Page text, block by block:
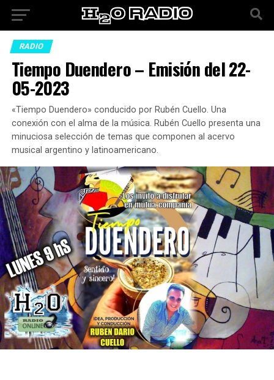
RADIO
Tiempo Duendero – Emisión del 22-
05-2023
«Tiempo Duendero» conducido por Rubén Cuello. Una
conexión con el alma de la música. Rubén Cuello presenta una
minuciosa selección de temas que componen al acervo
musical argentino y latinoamericano.